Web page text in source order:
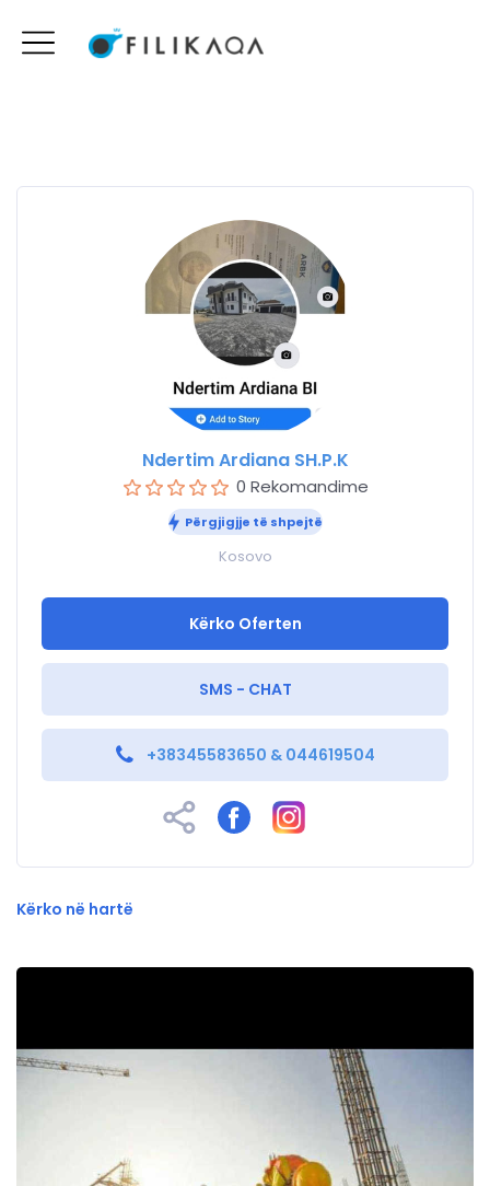
Ndertim Ardiana SH.P.K
0 Rekomandime
Përgjigjje të shpejtë
Kosovo
Kërko Oferten
SMS - CHAT
+38345583650 & 044619504
Kërko në hartë